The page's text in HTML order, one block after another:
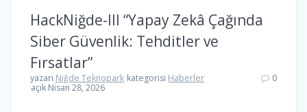
HackNiğde-III “Yapay Zekâ Çağında
Siber Güvenlik: Tehditler ve
Fırsatlar”
yazarı Niğde Teknopark kategorisi Haberler
açık Nisan 28, 2026
0